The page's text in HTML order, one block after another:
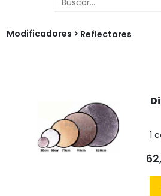
Modificadores Reflectores
1